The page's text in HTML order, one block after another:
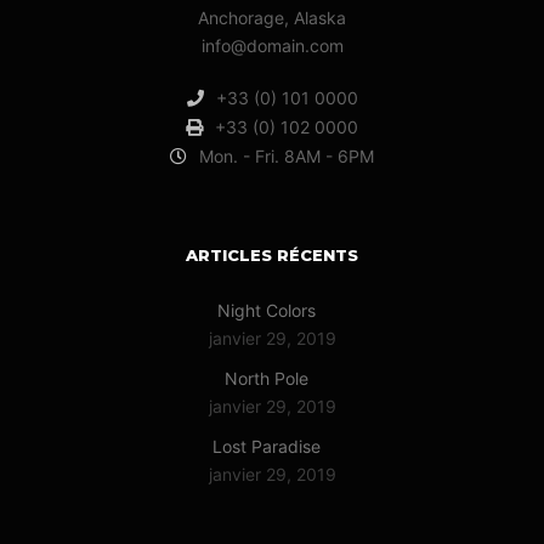
Anchorage, Alaska
info@domain.com
+33 (0) 101 0000
+33 (0) 102 0000
Mon. - Fri. 8AM - 6PM
ARTICLES RÉCENTS
Night Colors
janvier 29, 2019
North Pole
janvier 29, 2019
Lost Paradise
janvier 29, 2019